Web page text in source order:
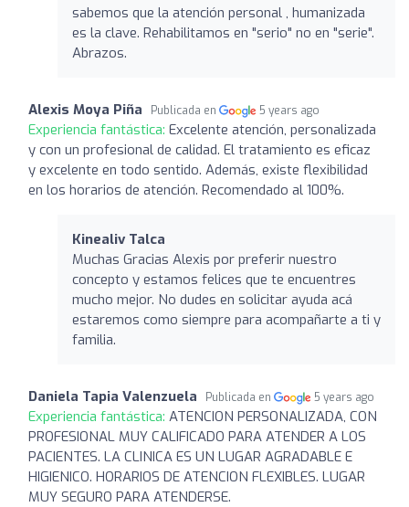
sabemos que la atención personal , humanizada
es la clave. Rehabilitamos en "serio" no en "serie".
Abrazos.
Alexis Moya Piña Publicada en 5 years ago
Experiencia fantástica: Excelente atención, personalizada
y con un profesional de calidad. El tratamiento es eficaz
y excelente en todo sentido. Además, existe flexibilidad
en los horarios de atención. Recomendado al 100%.
Kinealiv Talca
Muchas Gracias Alexis por preferir nuestro
concepto y estamos felices que te encuentres
mucho mejor. No dudes en solicitar ayuda acá
estaremos como siempre para acompañarte a ti y
familia.
Daniela Tapia Valenzuela Publicada en 5 years ago
Experiencia fantástica: ATENCION PERSONALIZADA, CON
PROFESIONAL MUY CALIFICADO PARA ATENDER A LOS
PACIENTES. LA CLINICA ES UN LUGAR AGRADABLE E
HIGIENICO. HORARIOS DE ATENCION FLEXIBLES. LUGAR
MUY SEGURO PARA ATENDERSE.